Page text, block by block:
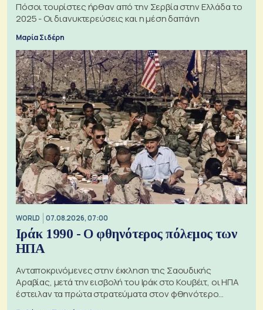
Πόσοι τουρίστες ήρθαν από την Σερβία στην Ελλάδα το
2025 - Οι διανυκτερεύσεις και η μέση δαπάνη
Μαρία Σιδέρη
WORLD 07.08.2026, 07:00
Ιράκ 1990 - Ο φθηνότερος πόλεμος των
ΗΠΑ
Ανταποκρινόμενες στην έκκληση της Σαουδικής
Αραβίας, μετά την εισβολή του Ιράκ στο Κουβέιτ, οι ΗΠΑ
έστειλαν τα πρώτα στρατεύματα στον φθηνότερο